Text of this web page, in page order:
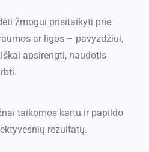
žmogui prisitaikyti prie
ar ligos – pavyzdžiui,
apsirengti, naudotis
taikomos kartu ir papildo
rezultatų.